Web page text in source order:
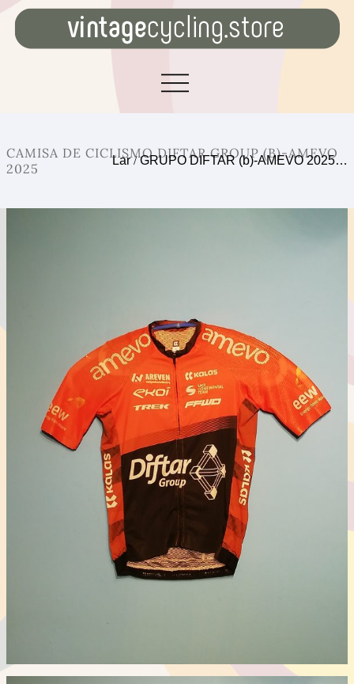
CAMISA DE CICLISMO DIFTAR GROUP (B)-AMEVO
2025
Lar/GRUPO DIFTAR (b)-AMEVO 2025…